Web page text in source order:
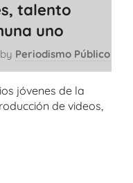
talento
uno
by Periodismo Público
jóvenes de la
de videos,